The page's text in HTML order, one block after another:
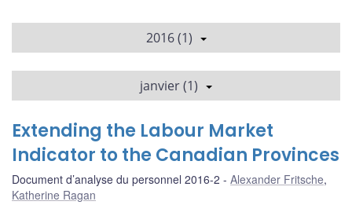
2016 (1)
janvier (1)
Extending the Labour Market
Indicator to the Canadian Provinces
Document d’analyse du personnel 2016-2 Alexander Fritsche,
Katherine Ragan